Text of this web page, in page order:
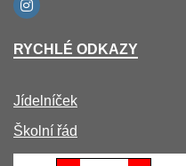
RYCHLÉ ODKAZY
Jídelníček
Školní řád